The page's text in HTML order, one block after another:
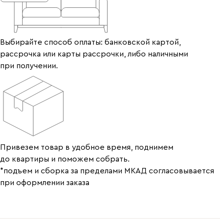
Выбирайте способ оплаты: банковской картой,
рассрочка или карты рассрочки, либо наличными
при получении.
Привезем товар в удобное время, поднимем
до квартиры и поможем собрать.
*подъем и сборка за пределами МКАД согласовывается
при оформлении заказа